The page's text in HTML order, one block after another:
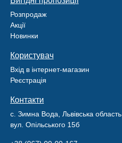
Розпродаж
Акції
Новинки
Користувач
Вхід в інтернет-магазин
Реєстрація
Контакти
с. Зимна Вода, Львівська область
вул. Опільського 15б